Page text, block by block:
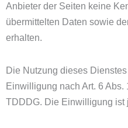
Anbieter der Seiten keine
übermittelten Daten sowie
erhalten.
Die Nutzung dieses
Einwilligung nach Art. 6 Abs.
TDDDG. Die Einwilligung ist